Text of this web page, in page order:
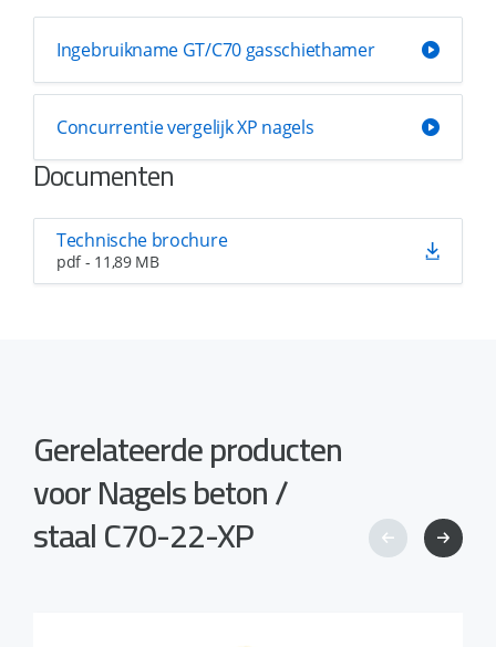
Ingebruikname GT/C70 gasschiethamer
Concurrentie vergelijk XP nagels
Documenten
Technische brochure
pdf - 11,89 MB
Gerelateerde producten
voor Nagels beton /
staal C70-22-XP